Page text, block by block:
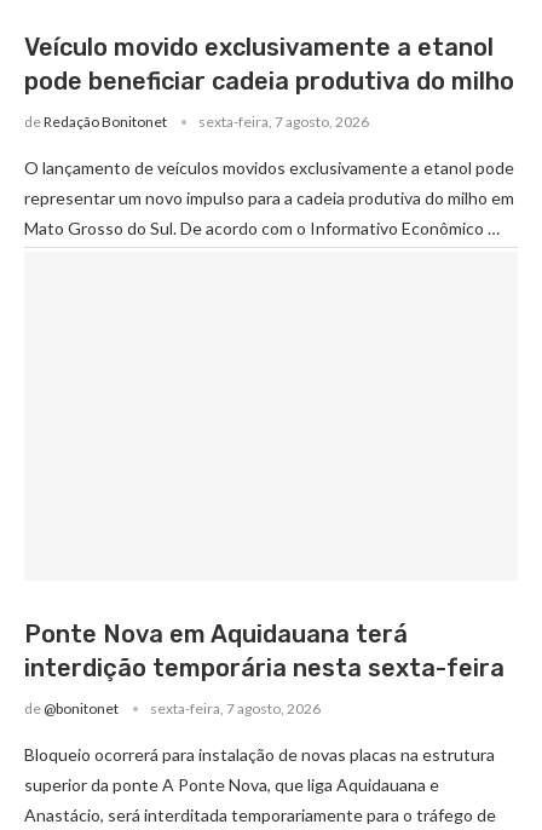
Veículo movido exclusivamente a etanol
pode beneficiar cadeia produtiva do milho
deRedação Bonitonet sexta-feira, 7 agosto, 2026
O lançamento de veículos movidos exclusivamente a etanol pode
representar um novo impulso para a cadeia produtiva do milho em
Mato Grosso do Sul. De acordo com o Informativo Econômico …
Ponte Nova em Aquidauana terá
interdição temporária nesta sexta-feira
de @bonitonet sexta-feira, 7 agosto, 2026
Bloqueio ocorrerá para instalação de novas placas na estrutura
superior da ponte A Ponte Nova, que liga Aquidauana e
Anastácio, será interditada temporariamente para o tráfego de